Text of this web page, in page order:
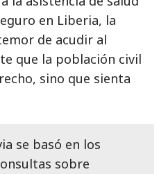
en Liberia, la
de acudir al
que la población civil
sino que sienta
se basó en los
sobre